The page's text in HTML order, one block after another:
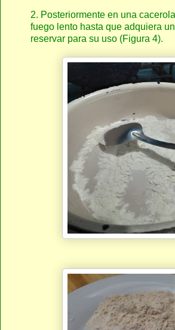
2. Posteriormente en una
fuego lento hasta que adquiera
reservar para su uso (Figura 4).